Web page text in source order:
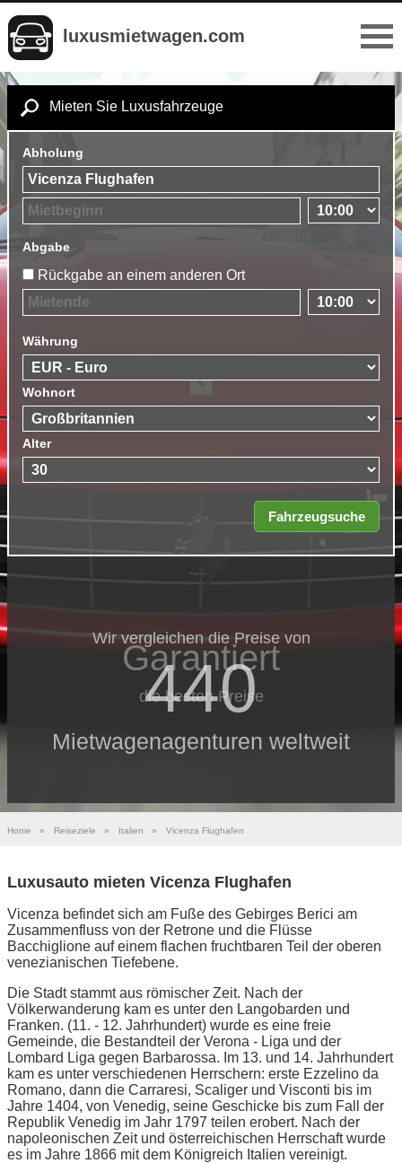
luxusmietwagen.com
Mieten Sie Luxusfahrzeuge
Abholung
Abgabe
Rückgabe an einem anderen Ort
Währung
Wohnort
Alter
Wir vergleichen die Preise von
440
Mietwagenagenturen weltweit
Garantiert
die besten Preise
Home » Reiseziele » Italien » Vicenza Flughafen
Luxusauto mieten Vicenza Flughafen
Vicenza befindet sich am Fuße des Gebirges Berici am
Zusammenfluss von der Retrone und die Flüsse
Bacchiglione auf einem flachen fruchtbaren Teil der oberen
venezianischen Tiefebene.
Die Stadt stammt aus römischer Zeit. Nach der
Völkerwanderung kam es unter den Langobarden und
Franken. (11. - 12. Jahrhundert) wurde es eine freie
Gemeinde, die Bestandteil der Verona - Liga und der
Lombard Liga gegen Barbarossa. Im 13. und 14. Jahrhundert
kam es unter verschiedenen Herrschern: erste Ezzelino da
Romano, dann die Carraresi, Scaliger und Visconti bis im
Jahre 1404, von Venedig, seine Geschicke bis zum Fall der
Republik Venedig im Jahr 1797 teilen erobert. Nach der
napoleonischen Zeit und österreichischen Herrschaft wurde
es im Jahre 1866 mit dem Königreich Italien vereinigt.